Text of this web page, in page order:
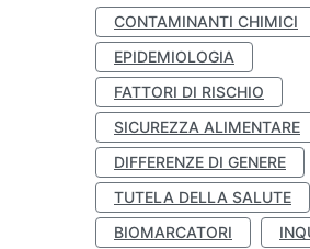
CONTAMINANTI CHIMICI
EPIDEMIOLOGIA
FATTORI DI RISCHIO
SICUREZZA ALIMENTARE
DIFFERENZE DI GENERE
TUTELA DELLA SALUTE
BIOMARCATORI